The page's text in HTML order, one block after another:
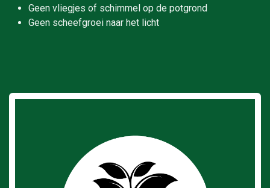
Geen vliegjes of schimmel op de potgrond
Geen scheefgroei naar het licht